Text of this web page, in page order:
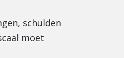
schulden
moet